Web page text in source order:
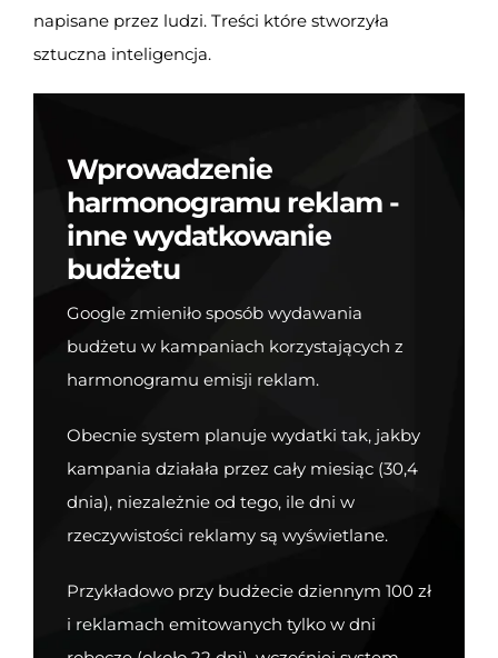
napisane przez ludzi. Treści które stworzyła
sztuczna inteligencja.
Wprowadzenie
harmonogramu reklam -
inne wydatkowanie
budżetu
Google zmieniło sposób wydawania
budżetu w kampaniach korzystających z
harmonogramu emisji reklam.
Obecnie system planuje wydatki tak, jakby
kampania działała przez cały miesiąc (30,4
dnia), niezależnie od tego, ile dni w
rzeczywistości reklamy są wyświetlane.
Przykładowo przy budżecie dziennym 100 zł
i reklamach emitowanych tylko w dni